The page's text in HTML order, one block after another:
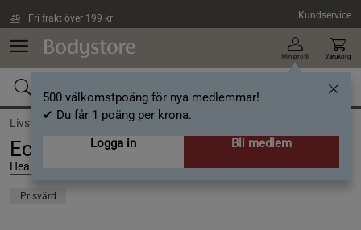
Fri frakt över 199 kr Kundservice
Min profil
500 välkomstpoäng för nya medlemmar!
✔ Du får 1 poäng per krona.
Logga in
Bli medlem
Varukorg
Livsmedel /Matlagning
Eco Crunchy Peanut Butter, 350 g
Healthyco
Prisvärd